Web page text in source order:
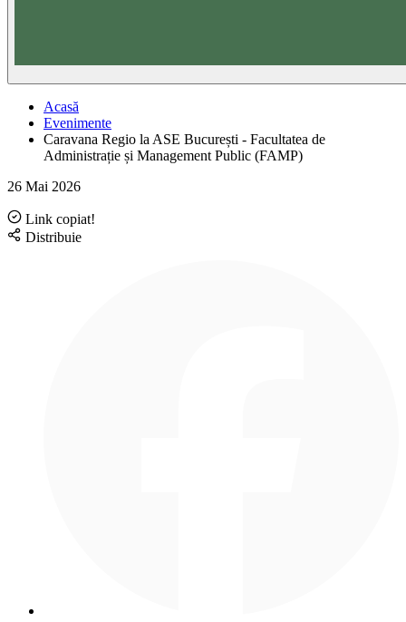
Acasă
Evenimente
Caravana Regio la ASE București - Facultatea de
Administrație și Management Public (FAMP)
26 Mai 2026
Link copiat!
Distribuie